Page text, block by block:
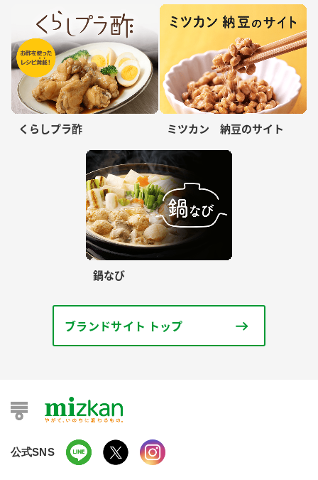
くらしプラ酢 ミツカン 納豆のサイト
鍋なび
ブランドサイト トップ
公式SNS